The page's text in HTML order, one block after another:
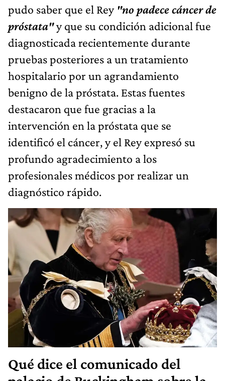
pudo saber que el Rey "no padece cáncer de
próstata"y que su condición adicional fue
diagnosticada recientemente durante
pruebas posteriores a un tratamiento
hospitalario por un agrandamiento
benigno de la próstata. Estas fuentes
destacaron que fue gracias a la
intervención en la próstata que se
identificó el cáncer, y el Rey expresó su
profundo agradecimiento a los
profesionales médicos por realizar un
diagnóstico rápido.
Qué dice el comunicado del